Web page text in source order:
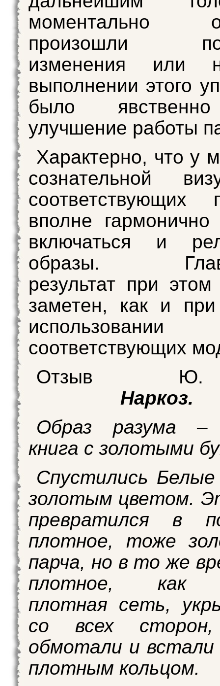
моментально
произошли
изменения или
выполнении этого
было
улучшение работы
Характерно, что у
сознательной
соответствующих
вполне гармонично
включаться и
образы.
результат при
заметен, как и
использовании
соответствующих
Отзыв
Наркоз.
Образ разума –
книга с золотыми
Спустились
золотым цветом.
превратился в
плотное, тоже
парча, но в то же
плотное, как
плотная сеть,
со всех
обмотали и встали
плотным кольцом.